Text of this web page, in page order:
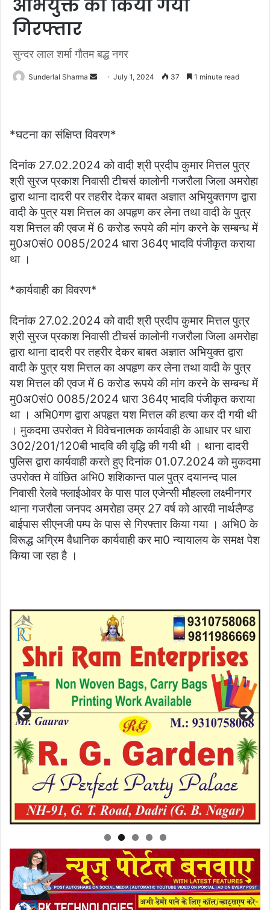
अभियुक्त को किया गया
गिरफ्तार
सुन्दर लाल शर्मा गौतम बद्ध नगर
Sunderlal Sharma
SendJuly 1, 2024 37 1 minute read
*घटना का संक्षिप्त विवरण*
दिनांक 27.02.2024 को वादी श्री प्रदीप कुमार मित्तल पुत्र
श्री सुरज प्रकाश निवासी टीचर्स कालोनी गजरौला जिला अमरोहा
द्वारा थाना दादरी पर तहरीर देकर बाबत अज्ञात अभियुक्तगण द्वारा
वादी के पुत्र यश मित्तल का अपहृण कर लेना तथा वादी के पुत्र
यश मित्तल की एवज में 6 करोड रूपये की मांग करने के सम्बन्ध में
मु0अ0सं0 0085/2024 धारा 364ए भादवि पंजीकृत कराया
था ।
*कार्यवाही का विवरण*
दिनांक 27.02.2024 को वादी श्री प्रदीप कुमार मित्तल पुत्र
श्री सुरज प्रकाश निवासी टीचर्स कालोनी गजरौला जिला अमरोहा
द्वारा थाना दादरी पर तहरीर देकर बाबत अज्ञात अभियुक्त द्वारा
वादी के पुत्र यश मित्तल का अपहृण कर लेना तथा वादी के पुत्र
यश मित्तल की एवज में 6 करोड रूपये की मांग करने के सम्बन्ध में
मु0अ0सं0 0085/2024 धारा 364ए भादवि पंजीकृत कराया
था । अभि0गण द्वारा अपहृत यश मित्तल की हत्या कर दी गयी थी
। मुकदमा उपरोक्त मे विवेचनात्मक कार्यवाही के आधार पर धारा
302/201/120बी भादवि की वृद्धि की गयी थी । थाना दादरी
पुलिस द्वारा कार्यवाही करते हुए दिनांक 01.07.2024 को मुकदमा
उपरोक्त मे वांछित अभि0 शशिकान्त पाल पुत्र दयानन्द पाल
निवासी रेलवे फ्लाईओवर के पास पाल एजेन्सी मौहल्ला लक्ष्मीनगर
थाना गजरौला जनपद अमरोहा उम्र 27 वर्ष को आरवी नार्थलैण्ड
बाईपास सीएनजी पम्प के पास से गिरफ्तार किया गया । अभि0 के
विरूद्ध अग्रिम वैधानिक कार्यवाही कर मा0 न्यायालय के समक्ष पेश
किया जा रहा है ।